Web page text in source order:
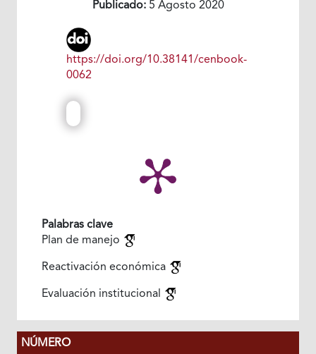
Publicado:5 Agosto 2020
https://doi.org/10.38141/cenbook-
0062
Palabras clave
Plan de manejo
Reactivación económica
Evaluación institucional
NÚMERO